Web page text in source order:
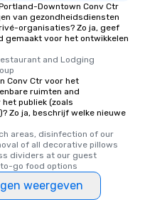
Downtown Conv Ctr
van gezondheidsdiensten
organisaties? Zo ja, geef
gemaakt voor het ontwikkelen
and Lodging
Conv Ctr voor het
ruimten and
publiek (zoals
Zo ja, beschrijf welke nieuwe
areas, disinfection of our
of all decorative pillows
dividers at our guest
go food options
weergeven